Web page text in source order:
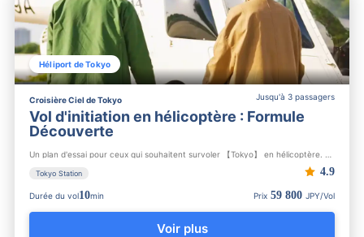
Héliport de Tokyo
Jusqu'à 3 passagers
Croisière Ciel de Tokyo
Vol d'initiation en hélicoptère : Formule
Découverte
Tokyo Station 4.9
Durée du vol10min Prix 59 800 JPY/Vol
Voir plus